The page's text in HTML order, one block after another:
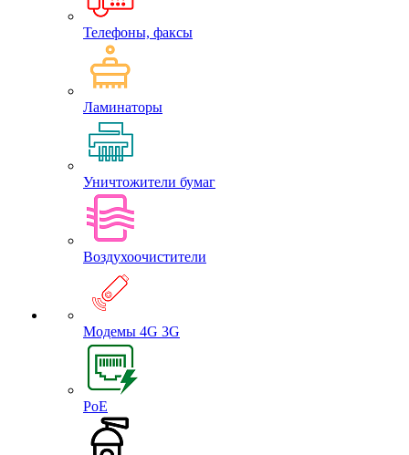
Телефоны, факсы
Ламинаторы
Уничтожители бумаг
Воздухоочистители
Модемы 4G 3G
PoE